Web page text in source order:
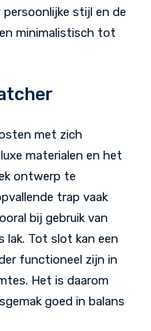
stijl en de
minimalistisch tot
met zich
materialen en het
ontwerp te
trap vaak
bij gebruik van
lak. Tot slot kan een
functioneel zijn in
Het is daarom
goed in balans